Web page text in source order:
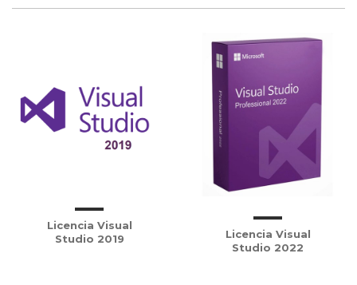
Licencia Visual
Studio 2019
Licencia Visual
Studio 2022